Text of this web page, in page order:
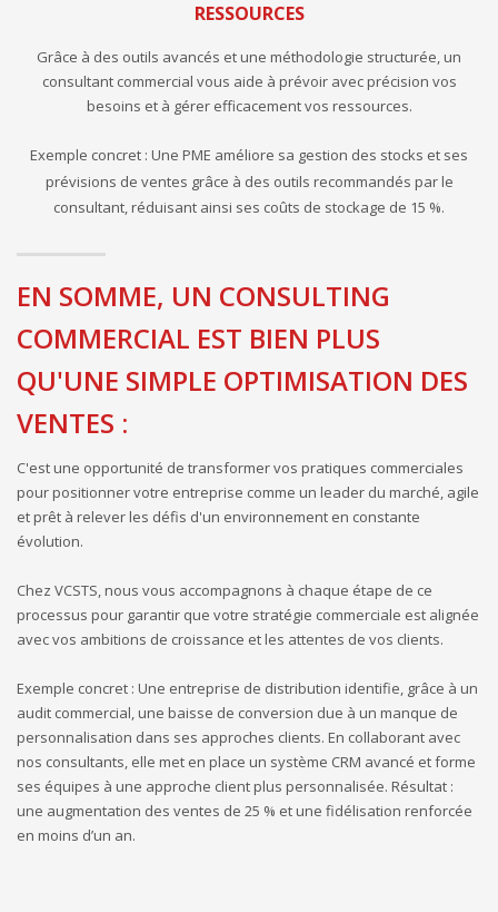
RESSOURCES
Grâce à des outils avancés et une méthodologie structurée, un
consultant commercial vous aide à prévoir avec précision vos
besoins et à gérer efficacement vos ressources.
Exemple concret : Une PME améliore sa gestion des stocks et ses
prévisions de ventes grâce à des outils recommandés par le
consultant, réduisant ainsi ses coûts de stockage de 15 %.
EN SOMME, UN CONSULTING
COMMERCIAL EST BIEN PLUS
QU'UNE SIMPLE OPTIMISATION DES
VENTES :
C'est une opportunité de transformer vos pratiques commerciales
pour positionner votre entreprise comme un leader du marché, agile
et prêt à relever les défis d'un environnement en constante
évolution.
Chez VCSTS, nous vous accompagnons à chaque étape de ce
processus pour garantir que votre stratégie commerciale est alignée
avec vos ambitions de croissance et les attentes de vos clients.
Exemple concret : Une entreprise de distribution identifie, grâce à un
audit commercial, une baisse de conversion due à un manque de
personnalisation dans ses approches clients. En collaborant avec
nos consultants, elle met en place un système CRM avancé et forme
ses équipes à une approche client plus personnalisée. Résultat :
une augmentation des ventes de 25 % et une fidélisation renforcée
en moins d’un an.